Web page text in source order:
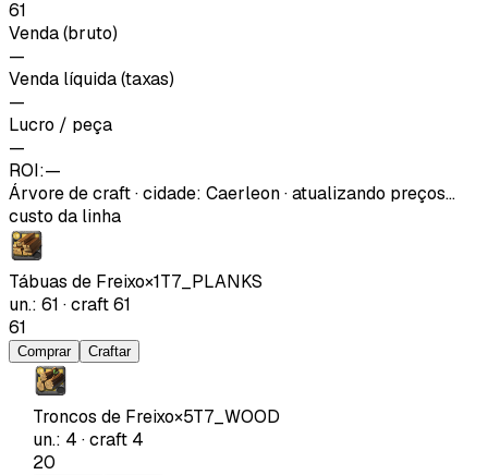
61
Venda (bruto)
—
Venda líquida (taxas)
—
Lucro / peça
—
ROI:—
Árvore de craft·cidade: Caerleon· atualizando preços…
custo da linha
Tábuas de Freixo×1T7_PLANKS
un.: 61 ·craft61
61
Comprar Craftar
Troncos de Freixo×5T7_WOOD
un.: 4 ·craft 4
20